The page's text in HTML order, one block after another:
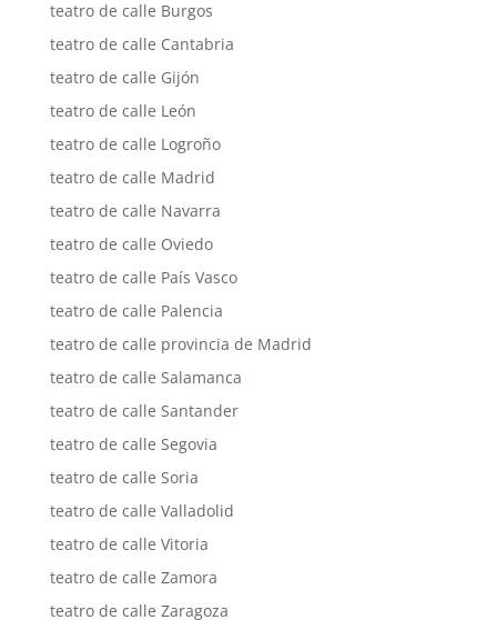
teatro de calle Burgos
teatro de calle Cantabria
teatro de calle Gijón
teatro de calle León
teatro de calle Logroño
teatro de calle Madrid
teatro de calle Navarra
teatro de calle Oviedo
teatro de calle País Vasco
teatro de calle Palencia
teatro de calle provincia de Madrid
teatro de calle Salamanca
teatro de calle Santander
teatro de calle Segovia
teatro de calle Soria
teatro de calle Valladolid
teatro de calle Vitoria
teatro de calle Zamora
teatro de calle Zaragoza